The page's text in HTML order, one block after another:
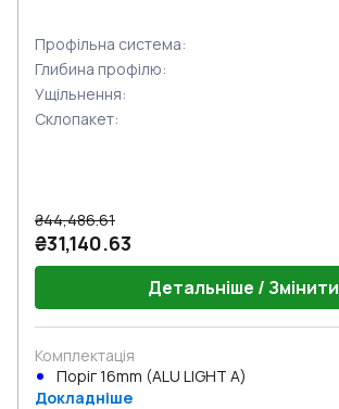
Профільна система:
Глибина профілю:
Ущільнення:
Склопакет:
₴44,486.61
₴31,140.63
Детальніше / Змінити
Комплектація
Поріг 16mm (ALU LIGHT A)
Докладніше